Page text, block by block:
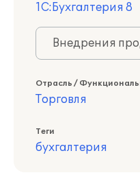
1С:Бухгалтерия 8
Внедрения
Отрасль /
Торговля
Теги
бухгалтерия